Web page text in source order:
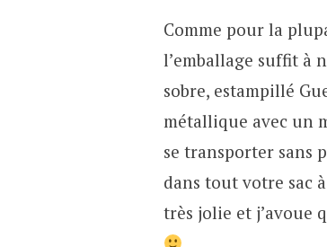
Comme pour la
l’emballage suffit à
sobre, estampillé
métallique avec un
se transporter sans
dans tout votre sac
très jolie et j’avoue